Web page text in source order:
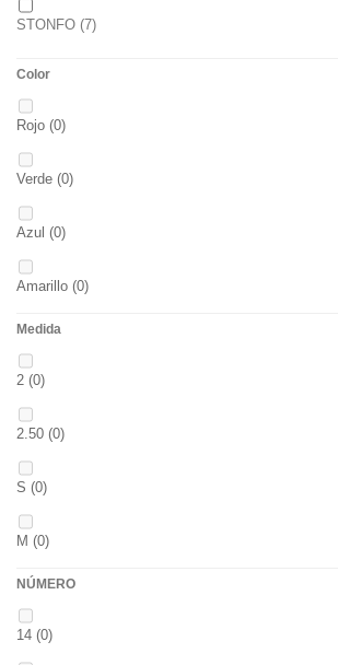
STONFO (7)
Color
Rojo (0)
Verde (0)
Azul (0)
Amarillo (0)
(0)
(0)
BLACK & RED
PANTHER
36(0)
P(0)
Medida
2 (0)
2.50 (0)
S (0)
M (0)
20MM
NÚMERO
14 (0)